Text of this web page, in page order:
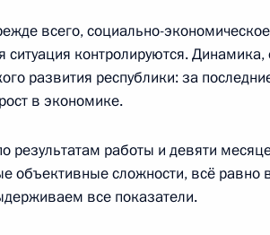
2017 года, пятница
года, 18:15 Московская область, Ново-
всего, социально-
ситуация контролируются. Динамика,
развития республики: за
в экономике.
результатам работы и девяти
объективные сложности, всё равно
все показатели.